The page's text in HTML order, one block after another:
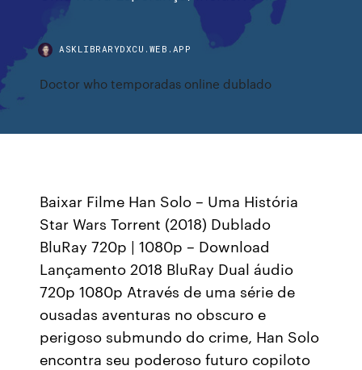
ASKLIBRARYDXCU.WEB.APP
Doctor who temporadas online dublado
Baixar Filme Han Solo – Uma História
Star Wars Torrent (2018) Dublado
BluRay 720p | 1080p – Download
Lançamento 2018 BluRay Dual áudio
720p 1080p Através de uma série de
ousadas aventuras no obscuro e
perigoso submundo do crime, Han Solo
encontra seu poderoso futuro copiloto